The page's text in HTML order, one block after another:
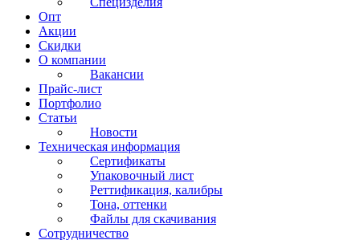
Опт
Акции
Скидки
О компании
Вакансии
Прайс-лист
Портфолио
Статьи
Новости
Техническая информация
Сертификаты
Упаковочный лист
Реттификация, калибры
Тона, оттенки
Файлы для cкачивания
Сотрудничество